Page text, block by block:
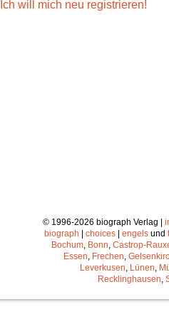
Ich will mich neu registrieren!
© 1996-2026 biograph Verlag |
biograph
choices engels und
Bochum, Bonn, Castrop-
Essen, Frechen,
Leverkusen, Lünen,
Recklinghausen,